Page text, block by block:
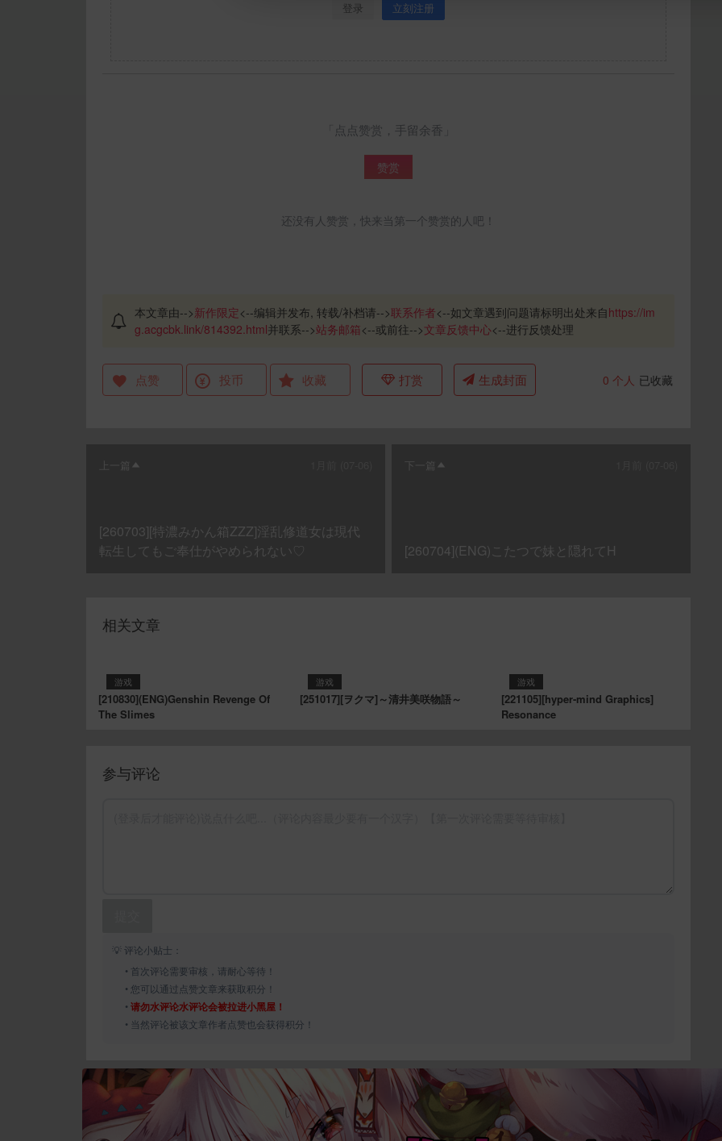
登录 立刻注册
「点点赞赏，手留余香」
赞赏
还没有人赞赏，快来当第一个赞赏的人吧！
本文章由-->新作限定<--编辑并发布, 转载/补档请-->联系作者<--如文章遇到问题请标明出处来自https://im
g.acgcbk.link/814392.html并联系-->站务邮箱<--或前往-->文章反馈中心<--进行反馈处理
点赞 投币 收藏 打赏 生成封面 0 个人 已收藏
上一篇
[260703][特濃みかん箱ZZZ]淫乱修道女は現代
転生してもご奉仕がやめられない♡
下一篇
[260704](ENG)こたつで妹と隠れてH
相关文章
游戏
[210830](ENG)Genshin Revenge Of
The Slimes
游戏
[251017][ヲクマ]～清井美咲物語～
游戏
[221105][hyper-mind Graphics]
Resonance
参与评论
💡 评论小贴士：
• 首次评论需要审核，请耐心等待！
• 您可以通过点赞文章来获取积分！
• 请勿水评论水评论会被拉进小黑屋！
• 当然评论被该文章作者点赞也会获得积分！